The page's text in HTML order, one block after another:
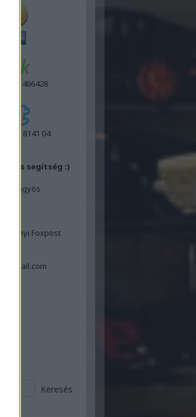
11466428
7053 8141 04
kis segítség :)
Gyöngyös
Foxpost